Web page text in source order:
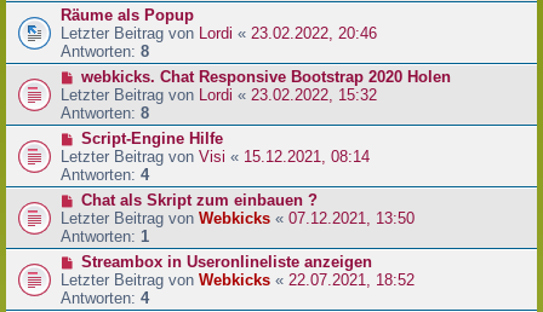
Räume als Popup
Letzter Beitrag von
Lordi « 23.02.2022, 20:46
Antworten: 8
webkicks. Chat Responsive Bootstrap 2020 Holen
Letzter Beitrag von
Lordi « 23.02.2022, 15:32
Antworten: 8
Script-Engine Hilfe
Letzter Beitrag von Visi « 15.12.2021, 08:14
Antworten: 4
Chat als Skript zum einbauen ?
Letzter Beitrag von Webkicks « 07.12.2021, 13:50
Antworten: 1
Streambox in Useronlineliste anzeigen
Letzter Beitrag von Webkicks « 22.07.2021, 18:52
Antworten: 4